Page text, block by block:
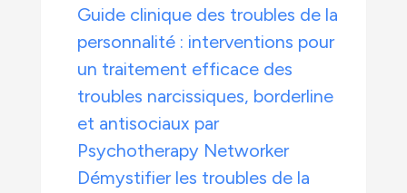
Guide clinique des troubles de la
personnalité : interventions pour
un traitement efficace des
troubles narcissiques, borderline
et antisociaux par
Psychotherapy Networker
Démystifier les troubles de la